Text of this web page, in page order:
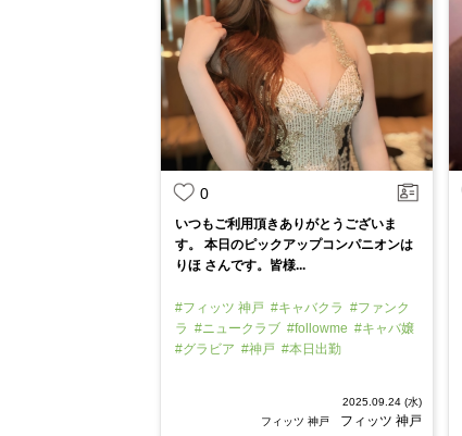
0
いつもご利用頂きありがとうございま
す。 本日のピックアップコンパニオンは
りほ さんです。皆様...
#フィッツ 神戸 #キャバクラ #ファンク
ラ #ニュークラブ #followme #キャバ嬢
#グラビア #神戸 #本日出勤
2025.09.24 (水)
フィッツ 神戸
フィッツ 神戸